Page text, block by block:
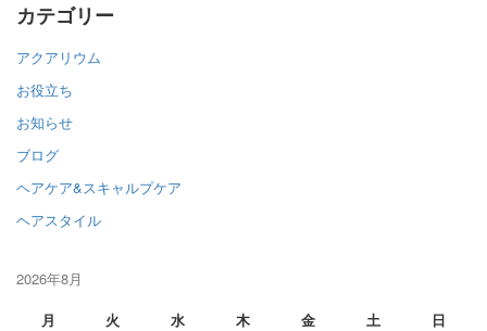
カテゴリー
アクアリウム
お役立ち
お知らせ
ブログ
ヘアケア&スキャルプケア
ヘアスタイル
2026年8月
月
火 水 木 金 土 日